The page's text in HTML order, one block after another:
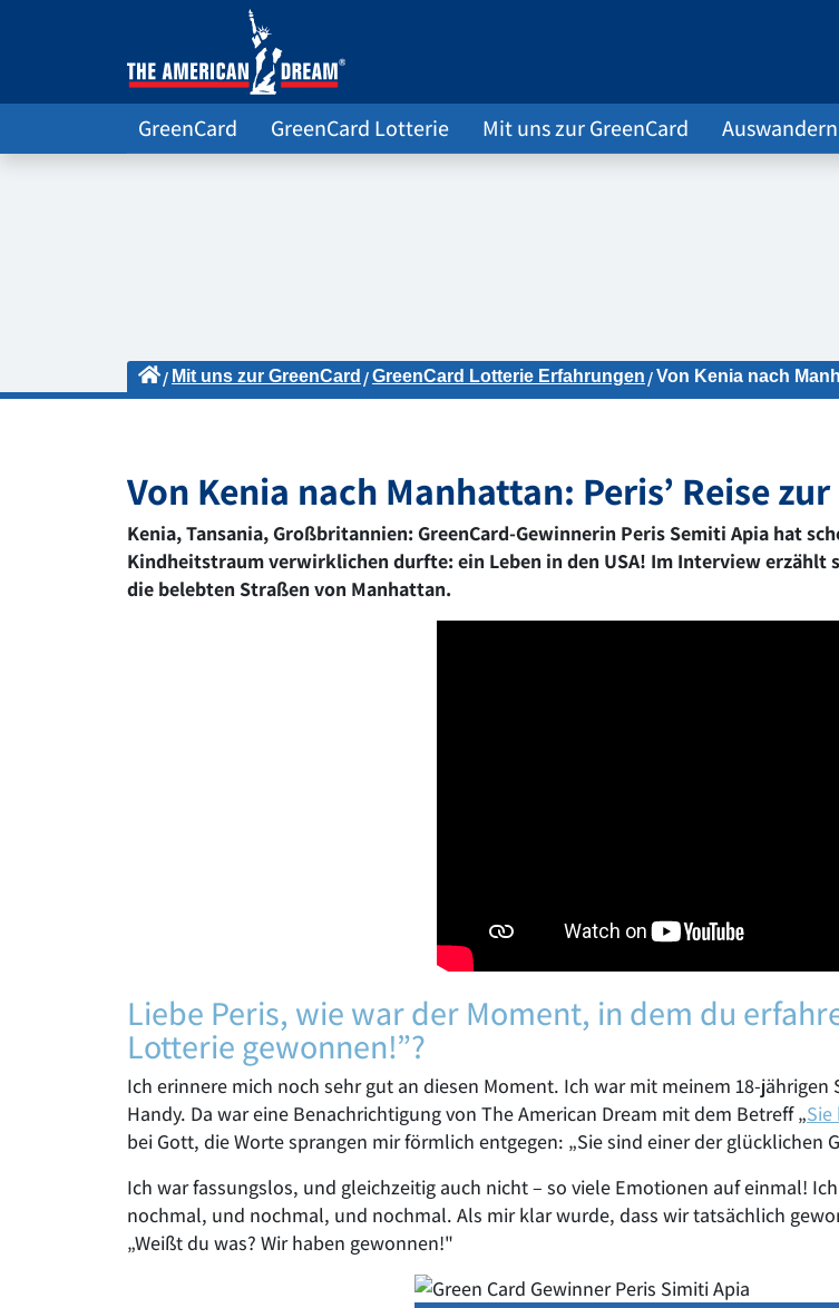
GreenCard GreenCard Lotterie Mit uns zur GreenCard
Mit uns zur GreenCard GreenCard Lotterie Erfahrungen Von Kenia nach
Von Kenia nach Manhattan: Peris’ Reise
Kenia, Tansania, Großbritannien: GreenCard-Gewinnerin Peris Semiti Apia hat
Kindheitstraum verwirklichen durfte: ein Leben in den USA! Im Interview erzählt
die belebten Straßen von Manhattan.
Liebe Peris, wie war der Moment, in dem du
Lotterie gewonnen!”?
Ich erinnere mich noch sehr gut an diesen Moment. Ich war mit meinem 18-
Handy. Da war eine Benachrichtigung von The American Dream mit dem Betreff „
bei Gott, die Worte sprangen mir förmlich entgegen: „Sie sind einer der glücklichen
Ich war fassungslos, und gleichzeitig auch nicht – so viele Emotionen auf einmal!
nochmal, und nochmal, und nochmal. Als mir klar wurde, dass wir tatsächlich
„Weißt du was? Wir haben gewonnen!"